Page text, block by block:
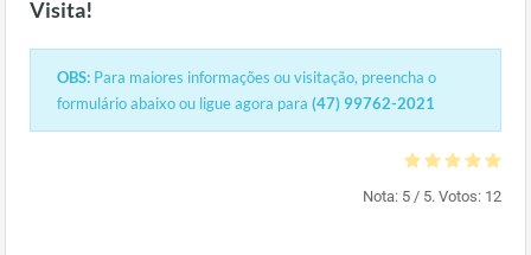
Visita!
OBS: Para maiores informações ou visitação, preencha o
formulário abaixo ou ligue agora para (47) 99762-2021
Nota: 5 / 5. Votos: 12